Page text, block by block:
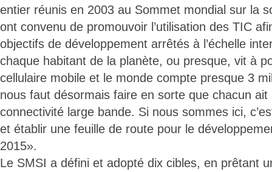
entier réunis en 2003 au Sommet mondial sur la
ont convenu de promouvoir l’utilisation des TIC
objectifs de développement arrêtés à l’échelle
chaque habitant de la planète, ou presque, vit à
cellulaire mobile et le monde compte presque 3
nous faut désormais faire en sorte que chacun ait
connectivité large bande. Si nous sommes ici,
et établir une feuille de route pour le
2015».
Le SMSI a défini et adopté dix cibles, en prêtant